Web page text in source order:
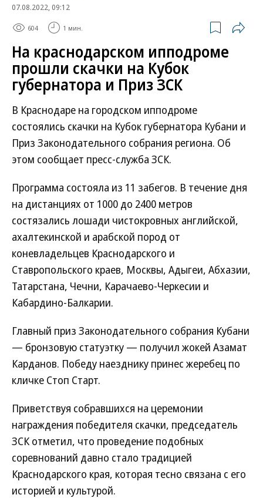
07.08.2022, 09:12
604 1 мин.
На краснодарском ипподроме
прошли скачки на Кубок
губернатора и Приз ЗСК
В Краснодаре на городском ипподроме
состоялись скачки на Кубок губернатора Кубани и
Приз Законодательного собрания региона. Об
этом сообщает пресс-служба ЗСК.
Программа состояла из 11 забегов. В течение дня
на дистанциях от 1000 до 2400 метров
состязались лошади чистокровных английской,
ахалтекинской и арабской пород от
коневладельцев Краснодарского и
Ставропольского краев, Москвы, Адыгеи, Абхазии,
Татарстана, Чечни, Карачаево-Черкесии и
Кабардино-Балкарии.
Главный приз Законодательного собрания Кубани
— бронзовую статуэтку — получил жокей Азамат
Карданов. Победу наезднику принес жеребец по
кличке Стоп Старт.
Приветствуя собравшихся на церемонии
награждения победителя скачки, председатель
ЗСК отметил, что проведение подобных
соревнований давно стало традицией
Краснодарского края, которая тесно связана с его
историей и культурой.